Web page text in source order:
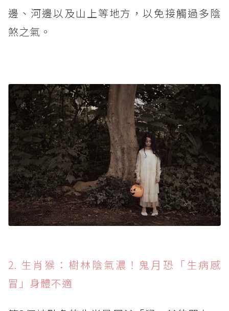
邊、河邊以及山上等地方，以免接觸過多陰
煞之氣。
2. 生肖猴：樹林陰氣濃！鬼月恐「生病感
冒」身體不適